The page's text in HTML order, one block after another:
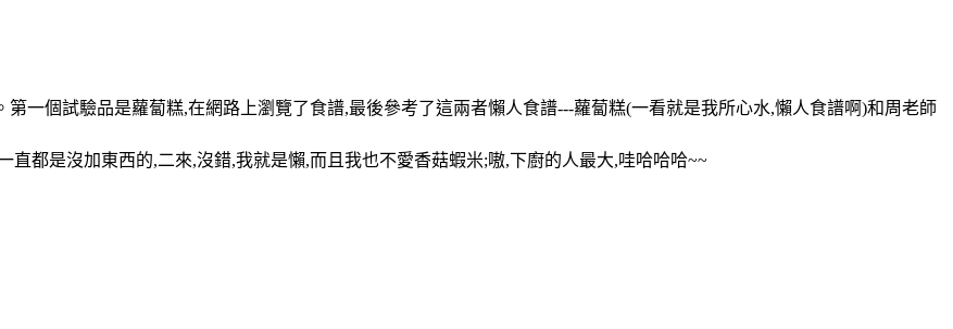
一個試驗品是蘿蔔糕,在網路上瀏覽了食譜,最後參考了這兩者懶人食譜---蘿蔔糕(一看就是我所心水,懶人食譜啊)和周老師
都是沒加東西的,二來,沒錯,我就是懶,而且我也不愛香菇蝦米;嗷,下廚的人最大,哇哈哈哈~~